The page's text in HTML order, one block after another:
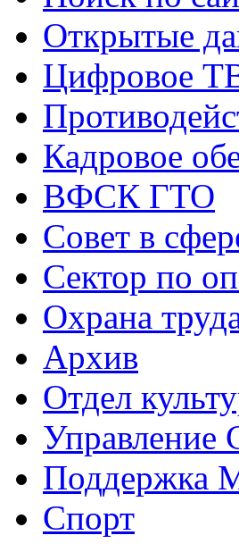
Открытые
Цифровое
Кадровое
ВФСК ГТО
Совет в
Сектор по
Охрана
Архив
Отдел
Управление
Поддержка
Спорт